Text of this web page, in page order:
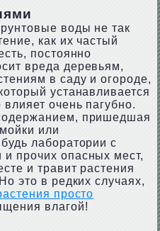
воды не так
как их частый
постоянно
вреда деревьям,
в саду и огороде,
устанавливается
очень пагубно.
пришедшая
или
лаборатории с
прочих опасных мест,
и травит растения
это в редких случаях,
просто
влагой!